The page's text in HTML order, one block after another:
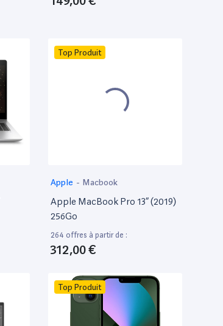
Top Produit
Apple - Macbook
Apple MacBook Pro 13” (2019)
256Go
264 offres à partir de :
312,00 €
Top Produit